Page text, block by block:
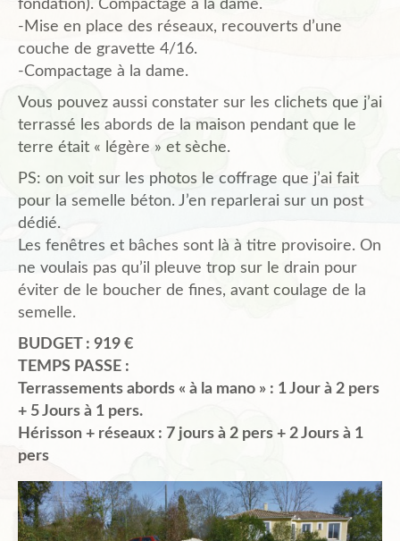
fondation). Compactage à la dame.
-Mise en place des réseaux, recouverts d’une
couche de gravette 4/16.
-Compactage à la dame.
Vous pouvez aussi constater sur les clichets que j’ai
terrassé les abords de la maison pendant que le
terre était « légère » et sèche.
PS: on voit sur les photos le coffrage que j’ai fait
pour la semelle béton. J’en reparlerai sur un post
dédié.
Les fenêtres et bâches sont là à titre provisoire. On
ne voulais pas qu’il pleuve trop sur le drain pour
éviter de le boucher de fines, avant coulage de la
semelle.
BUDGET : 919 €
TEMPS PASSE :
Terrassements abords « à la mano » : 1 Jour à 2 pers
+ 5 Jours à 1 pers.
Hérisson + réseaux : 7 jours à 2 pers + 2 Jours à 1
pers